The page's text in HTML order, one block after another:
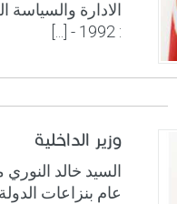
الادارة والسياسة
: 1992 - [...]
وزير الداخلية
عام بنزاعات